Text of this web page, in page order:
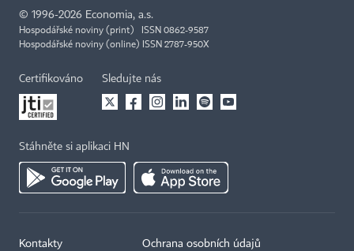
© 1996-2026 Economia, a.s.
Hospodářské noviny (print) ISSN 0862-9587
Hospodářské noviny (online) ISSN 2787-950X
Certifikováno Sledujte nás
Stáhněte si aplikaci HN
Kontakty Ochrana osobních údajů